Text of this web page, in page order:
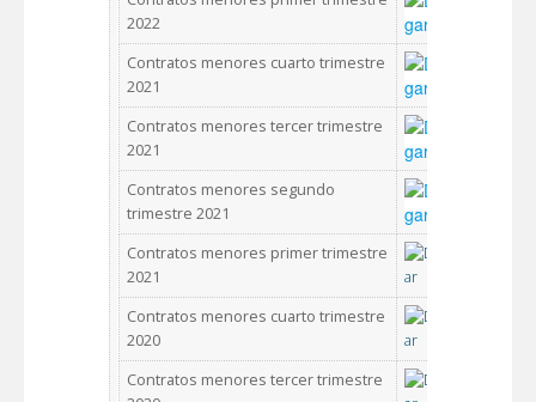
2022
Contratos menores cuarto trimestre
2021
Contratos menores tercer trimestre
2021
Contratos menores segundo
trimestre 2021
Contratos menores primer trimestre
2021
Contratos menores cuarto trimestre
2020
Contratos menores tercer trimestre